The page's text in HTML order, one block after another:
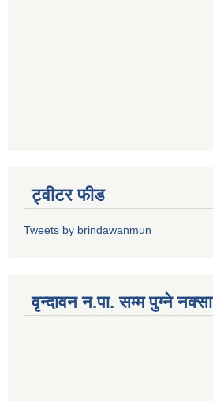
ट्वीटर फीड
Tweets by brindawanmun
वृन्दावन न.पा. सम्म पुग्ने नक्सा